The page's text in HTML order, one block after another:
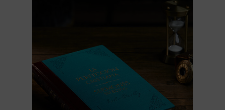
Tienda online